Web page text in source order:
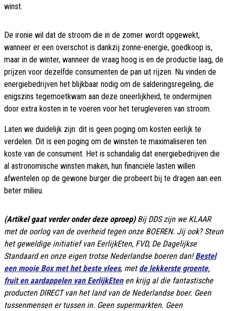
winst.
De ironie wil dat de stroom die in de zomer wordt opgewekt,
wanneer er een overschot is dankzij zonne-energie, goedkoop is,
maar in de winter, wanneer de vraag hoog is en de productie laag, de
prijzen voor dezelfde consumenten de pan uit rijzen. Nu vinden de
energiebedrijven het blijkbaar nodig om de salderingsregeling, die
enigszins tegemoetkwam aan deze oneerlijkheid, te ondermijnen
door extra kosten in te voeren voor het terugleveren van stroom.
Laten we duidelijk zijn: dit is geen poging om kosten eerlijk te
verdelen. Dit is een poging om de winsten te maximaliseren ten
koste van de consument. Het is schandalig dat energiebedrijven die
al astronomische winsten maken, hun financiële lasten willen
afwentelen op de gewone burger die probeert bij te dragen aan een
beter milieu.
(Artikel gaat verder onder deze oproep) Bij DDS zijn we KLAAR
met de oorlog van de overheid tegen onze BOEREN. Jij ook? Steun
het geweldige initiatief van EerlijkEten, FVD, De Dagelijkse
Standaard en onze eigen trotse Nederlandse boeren dan!Bestel
een mooie Box met het beste vlees, met de lekkerste groente,
fruit en aardappelen van EerlijkEtenen krijg al die fantastische
producten DIRECT van het land van de Nederlandse boer. Geen
tussenmensen er tussen in. Geen supermarkten. Geen